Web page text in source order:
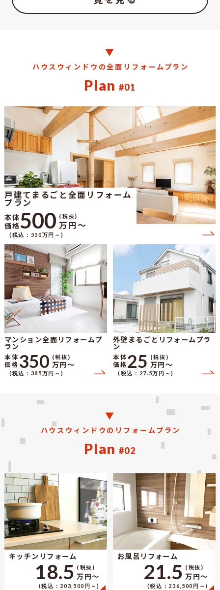
ハウスウィンドウの全面リフォームプラン
Plan #01
戸建てまるごと全面リフォーム
プラン
本体
価格500 (税抜)
万円〜
(税込：550万円～)
マンション全面リフォームプ
ラン
本体
価格 350 (税抜)
万円〜
(税込：385万円～)
外壁まるごとリフォームプラ
ン
本体
価格25 (税抜)
万円〜
(税込：27.5万円～)
ハウスウィンドウのリフォームプラン
Plan #02
キッチンリフォーム
18.5 (税抜)
万円〜
(税込：203,500円～)
お風呂リフォーム
21.5 (税抜)
万円〜
(税込：236,500円～)